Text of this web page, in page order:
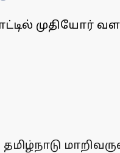
முதியோர்
தமிழ்நாடு